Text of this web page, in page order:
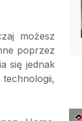
możesz
poprzez
się jednak